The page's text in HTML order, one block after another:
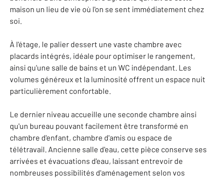
maison un lieu de vie où l'on se sent immédiatement chez
soi.
À l'étage, le palier dessert une vaste chambre avec
placards intégrés, idéale pour optimiser le rangement,
ainsi qu'une salle de bains et un WC indépendant. Les
volumes généreux et la luminosité offrent un espace nuit
particulièrement confortable.
Le dernier niveau accueille une seconde chambre ainsi
qu'un bureau pouvant facilement être transformé en
chambre d'enfant, chambre d'amis ou espace de
télétravail. Ancienne salle d'eau, cette pièce conserve ses
arrivées et évacuations d'eau, laissant entrevoir de
nombreuses possibilités d'aménagement selon vos